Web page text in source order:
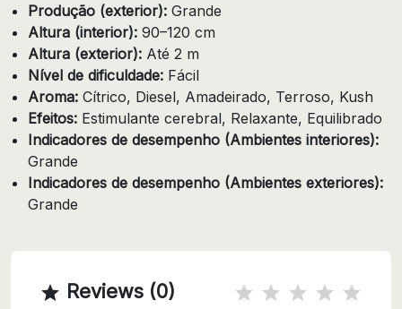
Produção (exterior): Grande
Altura (interior): 90–120 cm
Altura (exterior): Até 2 m
Nível de dificuldade: Fácil
Aroma: Cítrico, Diesel, Amadeirado, Terroso, Kush
Efeitos: Estimulante cerebral, Relaxante, Equilibrado
Indicadores de desempenho (Ambientes interiores):
Grande
Indicadores de desempenho (Ambientes exteriores):
Grande
 Reviews (0)